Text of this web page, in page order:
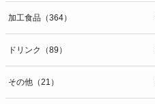
加工食品（364）
ドリンク（89）
その他（21）